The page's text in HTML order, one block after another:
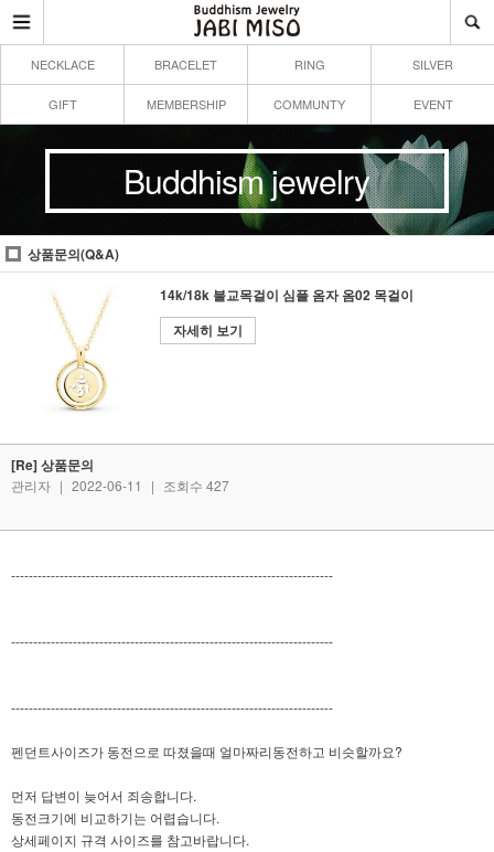
NECKLACE BRACELET RING SILVER
GIFT MEMBERSHIP COMMUNTY EVENT
Buddhism jewelry
상품문의(Q&A)
14k/18k 불교목걸이 심플 옴자 옴02 목걸이
자세히 보기
[Re] 상품문의
관리자 | 2022-06-11 | 조회수 427
-------------------------------------------------------------------------
-------------------------------------------------------------------------
-------------------------------------------------------------------------
펜던트사이즈가 동전으로 따졌을때 얼마짜리동전하고 비슷할까요?
먼저 답변이 늦어서 죄송합니다.
동전크기에 비교하기는 어렵습니다.
상세페이지 규격 사이즈를 참고바랍니다.